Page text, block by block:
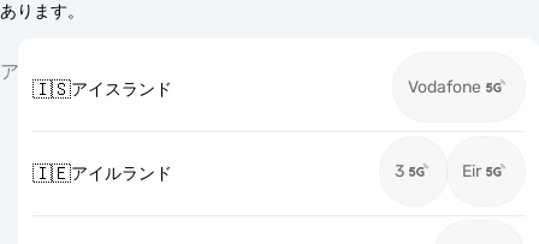
あります。
ア
🇮🇸アイスランド Vodafone
🇮🇪アイルランド 3 Eir